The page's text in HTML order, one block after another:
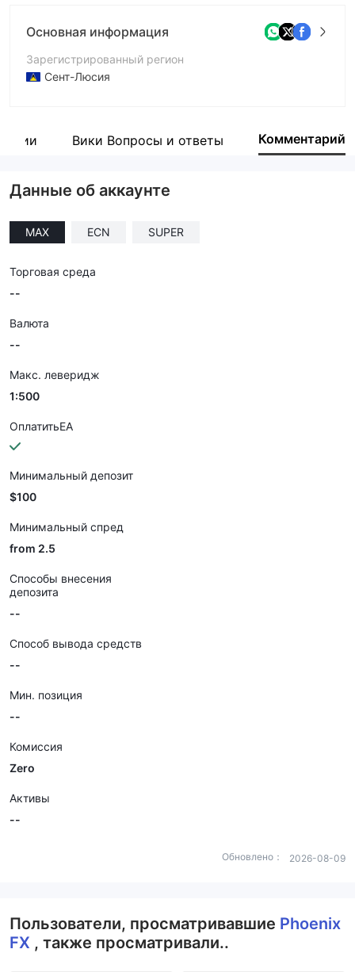
Основная информация
Зарегистрированный регион
Сент-Люсия
КомпанияВики Вопросы и ответы Комментарий
Данные об аккаунте
MAX ECN SUPER
Торговая среда
--
Валюта
--
Макс. леверидж
1:500
ОплатитьEA
Минимальный депозит
$100
Минимальный спред
from 2.5
Способы внесения
депозита
--
Способ вывода средств
--
Мин. позиция
--
Комиссия
Zero
Активы
--
Обновлено： 2026-08-09
Пользователи, просматривавшие Phoenix
FX , также просматривали..